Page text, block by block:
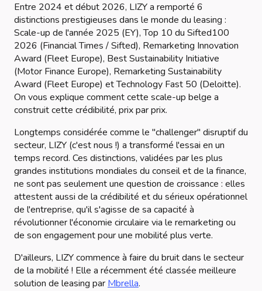
Entre 2024 et début 2026, LIZY a remporté 6
distinctions prestigieuses dans le monde du leasing :
Scale-up de l'année 2025 (EY), Top 10 du Sifted100
2026 (Financial Times / Sifted), Remarketing Innovation
Award (Fleet Europe), Best Sustainability Initiative
(Motor Finance Europe), Remarketing Sustainability
Award (Fleet Europe) et Technology Fast 50 (Deloitte).
On vous explique comment cette scale-up belge a
construit cette crédibilité, prix par prix.
Longtemps considérée comme le "challenger" disruptif du
secteur, LIZY (c'est nous !) a transformé l'essai en un
temps record. Ces distinctions, validées par les plus
grandes institutions mondiales du conseil et de la finance,
ne sont pas seulement une question de croissance : elles
attestent aussi de la crédibilité et du sérieux opérationnel
de l'entreprise, qu'il s'agisse de sa capacité à
révolutionner l'économie circulaire via le remarketing ou
de son engagement pour une mobilité plus verte.
D'ailleurs, LIZY commence à faire du bruit dans le secteur
de la mobilité ! Elle a récemment été classée meilleure
solution de leasing par Mbrella.